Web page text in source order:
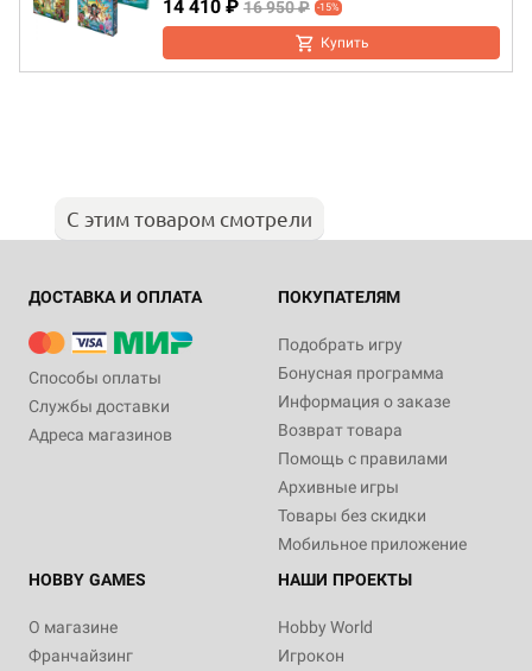
14 410 ₽ 16 950 ₽ -15%
Купить
С этим товаром смотрели
ДОСТАВКА И ОПЛАТА
Способы оплаты
Службы доставки
Адреса магазинов
ПОКУПАТЕЛЯМ
Подобрать игру
Бонусная программа
Информация о заказе
Возврат товара
Помощь с правилами
Архивные игры
Товары без скидки
Мобильное приложение
HOBBY GAMES
О магазине
Франчайзинг
НАШИ ПРОЕКТЫ
Hobby World
Игрокон